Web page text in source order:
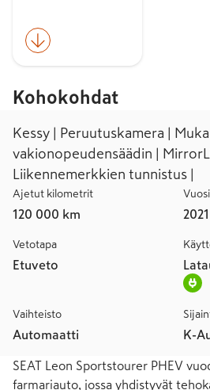
Kohokohdat
Kessy | Peruutuskamera |
vakionopeudensäädin |
Liikennemerkkien tunnistus |
Ajetut kilometrit
120 000 km 2021
Vetotapa
Etuveto
Vaihteisto
Automaatti K-
SEAT Leon Sportstourer PHEV
farmariauto, jossa yhdistyvät